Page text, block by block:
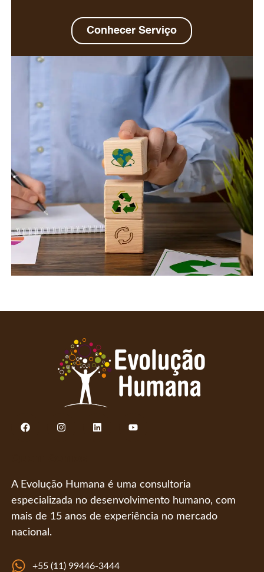
Conhecer Serviço
A Evolução Humana é uma consultoria
especializada no desenvolvimento humano, com
mais de 15 anos de experiência no mercado
nacional.
+55 (11) 99446-3444